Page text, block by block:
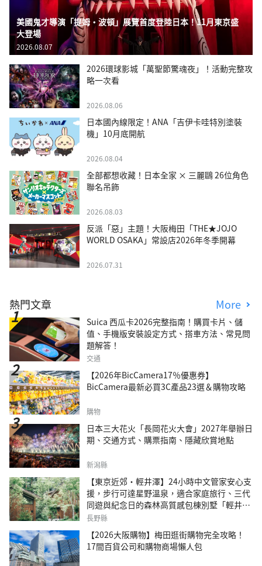
美國鬼才導演「提姆・波頓」展覽首度登陸日本！11月東京盛
大登場
2026.08.07
2026環球影城「萬聖節驚魂夜」！活動完整攻
略一次看
2026.08.06
日本國內線限定！ANA「吉伊卡哇特別塗裝
機」10月底開航
2026.08.04
全部都想收藏！日本全家 × 三麗鷗 26位角色
聯名吊飾
2026.08.03
反派「惡」主題！大阪梅田「THE★JOJO
WORLD OSAKA」常設店2026年冬季開幕
2026.07.31
熱門文章 More
Suica 西瓜卡2026完整指南！購買卡片、儲
值、手機版安裝設定方式、搭車方法、常見問
題解答！
交通
【2026年BicCamera17％優惠券】
BicCamera最新必買3C產品23選＆購物攻略
購物
日本三大花火「長岡花火大會」2027年舉辦日
期、交通方式、購票指南、隱藏欣賞地點
新潟縣
【東京近郊・輕井澤】24小時中文管家安心支
援，步行可達星野溫泉，適合家庭旅行、三代
同遊與紀念日的森林高質感包棟別墅「輕井澤
森四季VILLA」
長野縣
【2026大阪購物】梅田逛街購物完全攻略！
17間百貨公司和購物商場懶人包